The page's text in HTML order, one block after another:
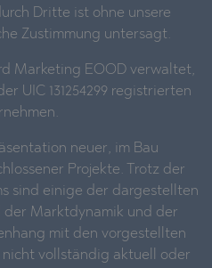
Dritte ist ohne unsere
Zustimmung untersagt.
Marketing EOOD verwaltet,
UIC 131254299 registrierten
neuer, im Bau
Projekte. Trotz der
sind einige der dargestellten
der Marktdynamik und der
mit den vorgestellten
nicht vollständig aktuell oder